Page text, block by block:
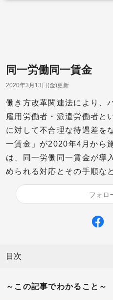
同一労働同一賃金
2020年3月13日(金)更新
働き方改革関連法により、
雇用労働者・派遣労働者と
に対して不合理な待遇差を
一賃金」が2020年4月から
は、同一労働同一賃金が導
められる対応とその手順な
フォロ
目次
～この記事でわかること～